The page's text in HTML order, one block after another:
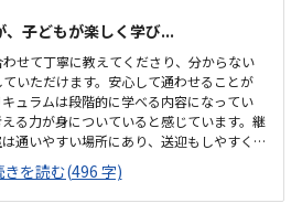
子どもが楽しく学び...
せて丁寧に教えてくださり、分からない
いただけます。安心して通わせることが
ュラムは段階的に学べる内容になってい
る力が身についていると感じています。継
通いやすい場所にあり、送迎もしやすく
安心でき、長く通わせる上でも特に不便は
く清潔感があり、落ち着いて学習できる
、子どもも毎回楽しみに通っています。内
きを読む(496 字)